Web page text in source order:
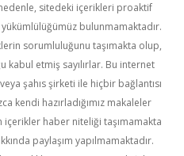
sitedeki içerikleri proaktif
bulunmamaktadır.
sorumluluğunu taşımakta olup,
kabul etmiş sayılırlar. Bu internet
şahıs şirketi ile hiçbir bağlantısı
kendi hazırladığımız makaleler
içerikler haber niteliği taşımamakta
paylaşım yapılmamaktadır.